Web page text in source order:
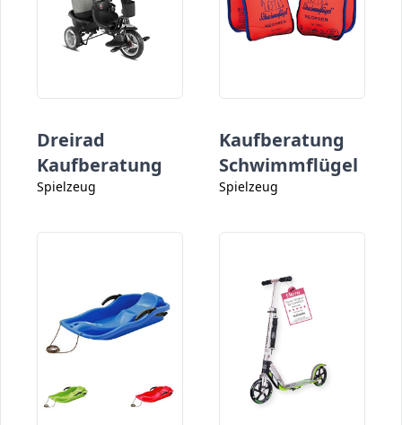
Dreirad
Kaufberatung
Spielzeug
Kaufberatung
Schwimmflügel
Spielzeug